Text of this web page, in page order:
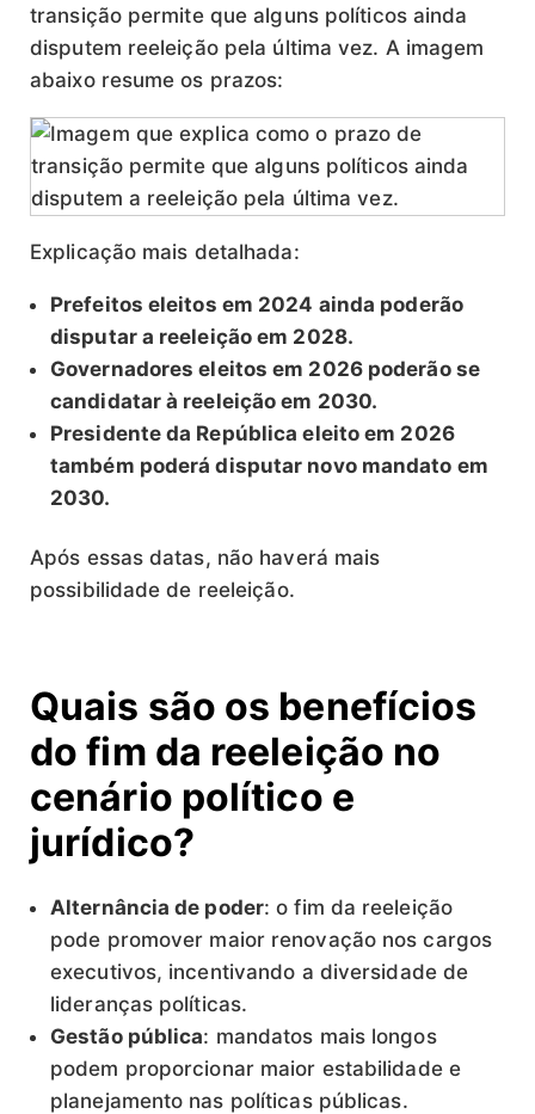
transição permite que alguns políticos ainda
disputem reeleição pela última vez. A imagem
abaixo resume os prazos:
Explicação mais detalhada:
Prefeitos eleitos em 2024 ainda poderão
disputar a reeleição em 2028.
Governadores eleitos em 2026 poderão se
candidatar à reeleição em 2030.
Presidente da República eleito em 2026
também poderá disputar novo mandato em
2030.
Após essas datas, não haverá mais
possibilidade de reeleição.
Quais são os benefícios
do fim da reeleição no
cenário político e
jurídico?
Alternância de poder: o fim da reeleição
pode promover maior renovação nos cargos
executivos, incentivando a diversidade de
lideranças políticas.
Gestão pública: mandatos mais longos
podem proporcionar maior estabilidade e
planejamento nas políticas públicas.